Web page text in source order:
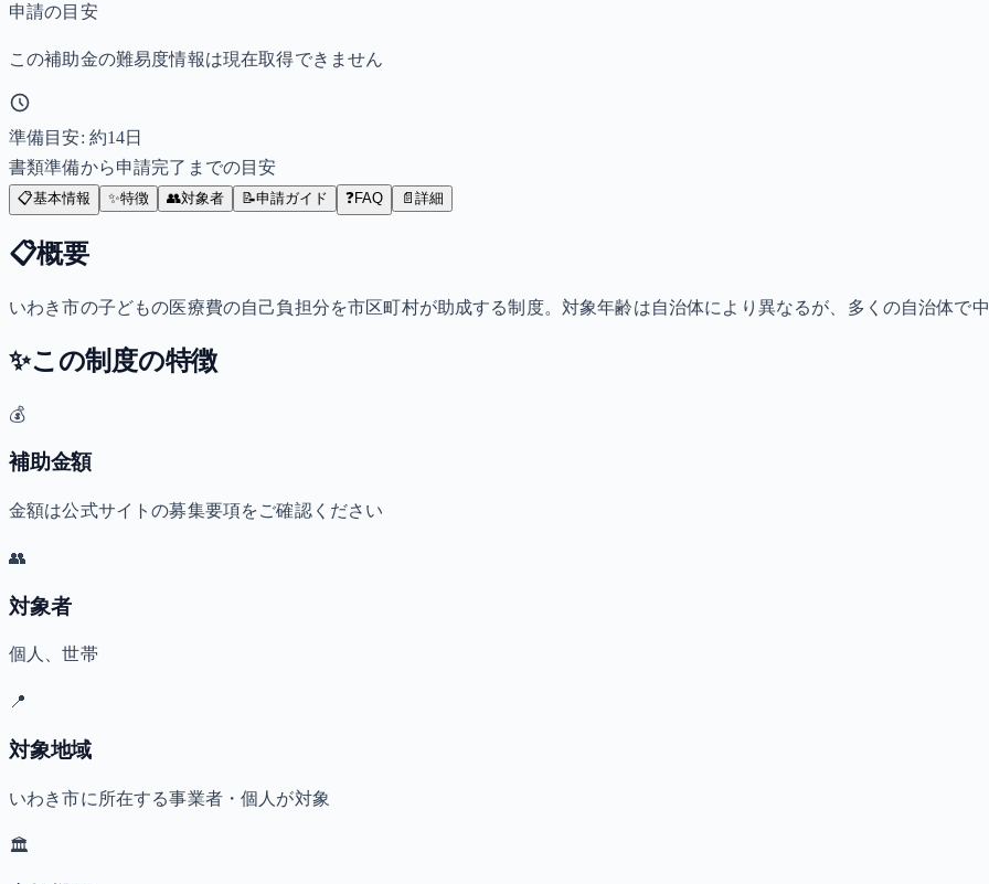
申請の目安
この補助金の難易度情報は現在取得できません
準備目安: 約14日
書類準備から申請完了までの目安
📋基本情報 ✨特徴 👥対象者 📝申請ガイド ❓FAQ 📄 詳細
📋概要
いわき市の子どもの医療費の自己負担分を市区町村が助成する制度。対象年齢は自治体により異なるが、多くの自治体で中
✨この制度の特徴
💰
補助金額
金額は公式サイトの募集要項をご確認ください
👥
対象者
個人、世帯
📍
対象地域
いわき市に所在する事業者・個人が対象
🏛️